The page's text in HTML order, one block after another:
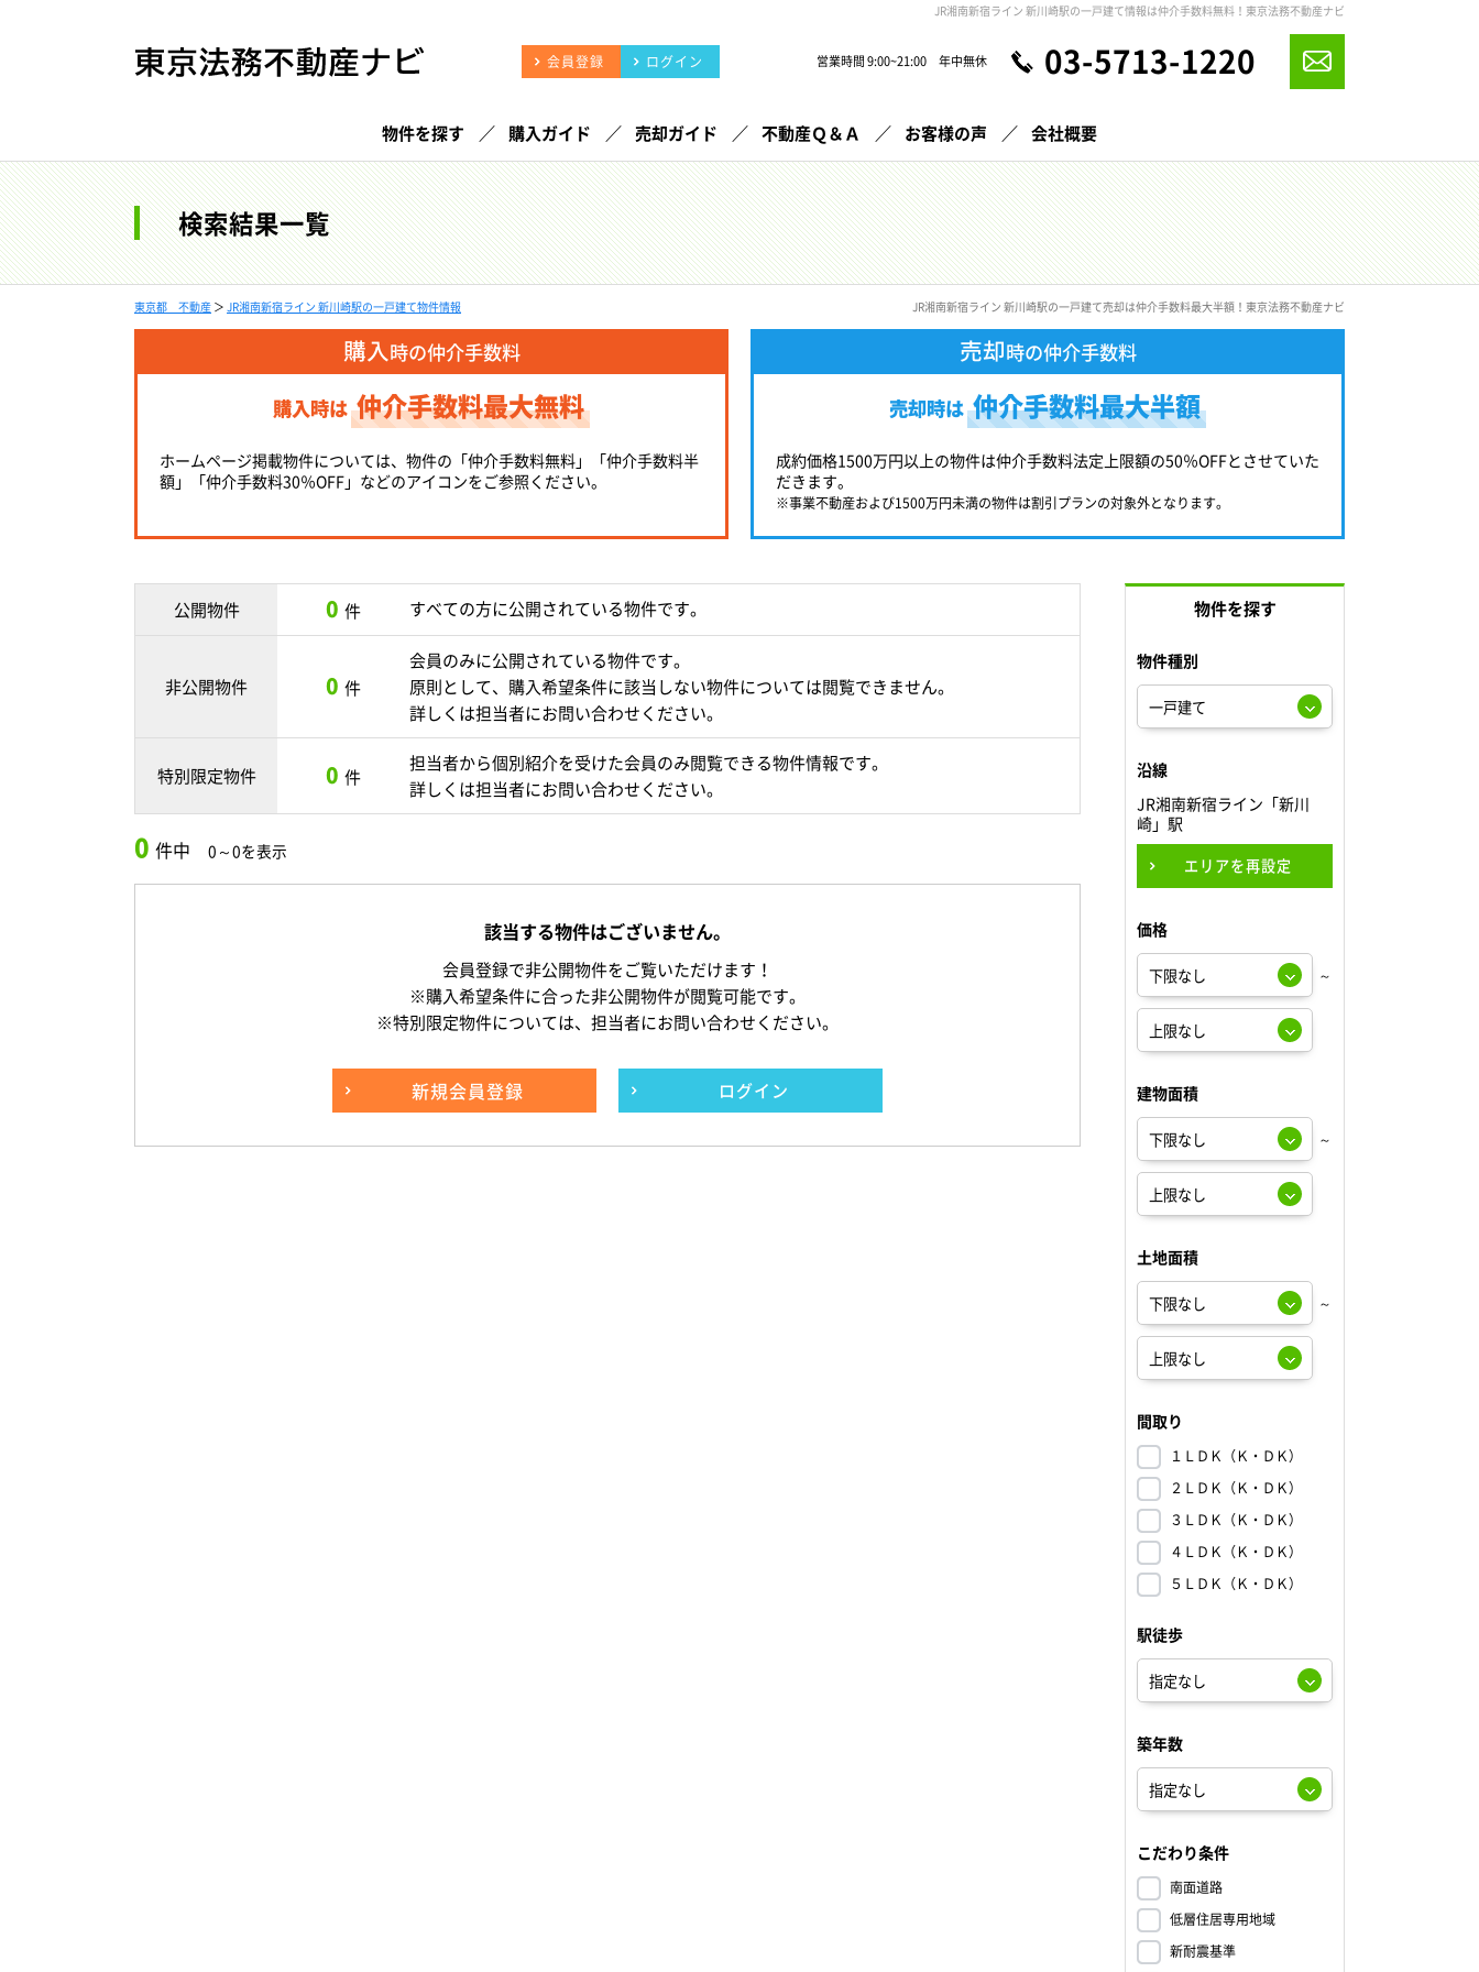
JR湘南新宿ライン 新川崎駅の一戸建て情報は仲介手数料無料！東京法務不動産ナビ
会員登録 ログイン 営業時間 9:00~21:00 年中無休 03-5713-1220
物件を探す 購入ガイド 売却ガイド 不動産Ｑ＆Ａ お客様の声 会社概要
検索結果一覧
東京都 不動産 ＞ JR湘南新宿ライン 新川崎駅の一戸建て物件情報 JR湘南新宿ライン 新川崎駅の一戸建て売却は仲介手数料最大半額！東京法務不動産ナビ
購入時の仲介手数料
購入時は 仲介手数料最大無料
ホームページ掲載物件については、物件の「仲介手数料無料」「仲介手数料半
額」「仲介手数料30％OFF」などのアイコンをご参照ください。
売却時の仲介手数料
売却時は 仲介手数料最大半額
成約価格1500万円以上の物件は仲介手数料法定上限額の50％OFFとさせていた
だきます。
※事業不動産および1500万円未満の物件は割引プランの対象外となります。
公開物件 0 件 すべての方に公開されている物件です。
非公開物件 0 件
会員のみに公開されている物件です。
原則として、購入希望条件に該当しない物件については閲覧できません。
詳しくは担当者にお問い合わせください。
特別限定物件 0 件
担当者から個別紹介を受けた会員のみ閲覧できる物件情報です。
詳しくは担当者にお問い合わせください。
0 件中 0～0を表示
該当する物件はございません。
会員登録で非公開物件をご覧いただけます！
※購入希望条件に合った非公開物件が閲覧可能です。
※特別限定物件については、担当者にお問い合わせください。
新規会員登録 ログイン
物件を探す
物件種別
沿線
JR湘南新宿ライン「新川
崎」駅
エリアを再設定
価格
～
建物面積
～
土地面積
～
間取り
１ＬＤＫ（Ｋ・ＤＫ）
２ＬＤＫ（Ｋ・ＤＫ）
３ＬＤＫ（Ｋ・ＤＫ）
４ＬＤＫ（Ｋ・ＤＫ）
５ＬＤＫ（Ｋ・ＤＫ）
駅徒歩
築年数
こだわり条件
南面道路
低層住居専用地域
新耐震基準